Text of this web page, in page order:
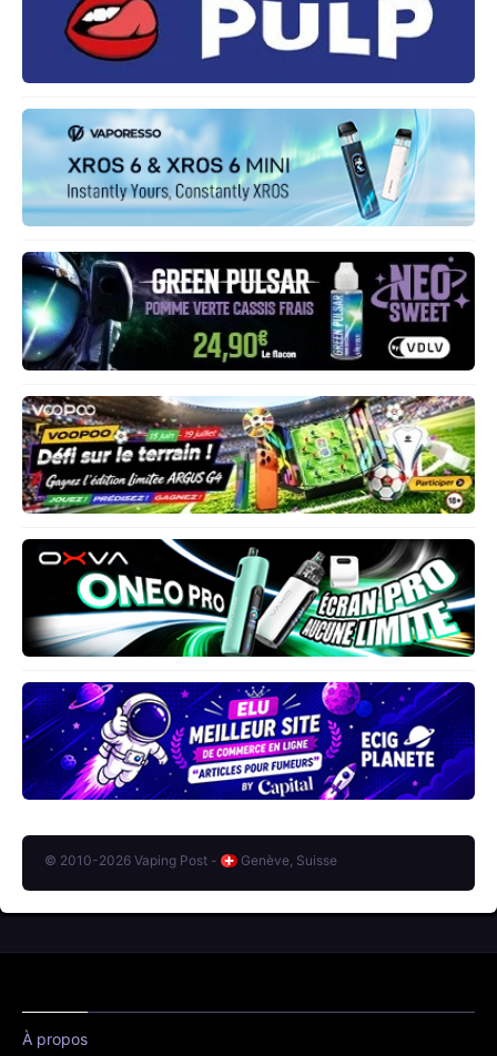
© 2010-2026 Vaping Post - Genève, Suisse
À propos